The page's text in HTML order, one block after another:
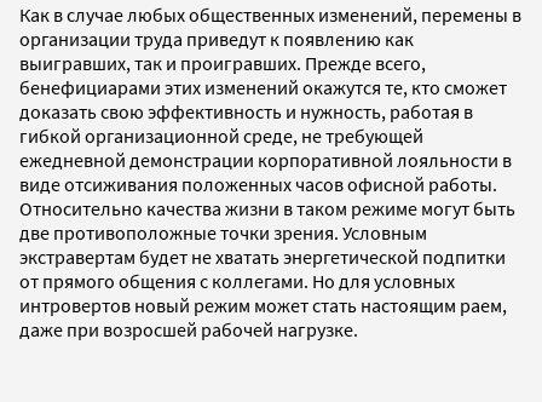
Как в случае любых общественных изменений, перемены в
организации труда приведут к появлению как
выигравших, так и проигравших. Прежде всего,
бенефициарами этих изменений окажутся те, кто сможет
доказать свою эффективность и нужность, работая в
гибкой организационной среде, не требующей
ежедневной демонстрации корпоративной лояльности в
виде отсиживания положенных часов офисной работы.
Относительно качества жизни в таком режиме могут быть
две противоположные точки зрения. Условным
экстравертам будет не хватать энергетической подпитки
от прямого общения с коллегами. Но для условных
интровертов новый режим может стать настоящим раем,
даже при возросшей рабочей нагрузке.